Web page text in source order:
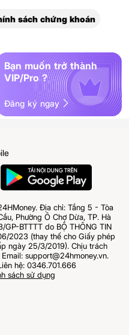
sách chứng khoán
Bạn muốn trở thành
VIP/Pro ?
Đăng ký ngay
Địa chỉ: Tầng 5 - Tòa
Phường Ô Chợ Dừa, TP. Hà
BTTTT do BỘ THÔNG TIN
2023 (thay thế cho Giấy phép
ngày 25/3/2019). Chịu trách
support@24hmoney.vn.
hệ: 0346.701.666
sách sử dụng